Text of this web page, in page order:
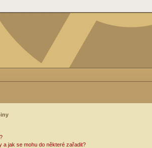
a jak se mohu do některé zařadit?